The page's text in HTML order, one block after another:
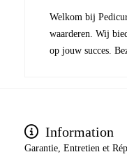
Welkom bij
waarderen. Wij
op jouw succes.
Information
Garantie, Entretien et